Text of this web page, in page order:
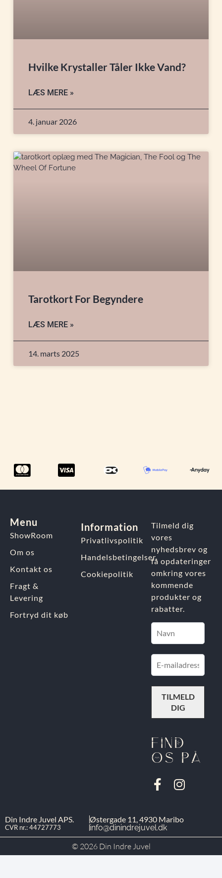
Hvilke Krystaller Tåler Ikke Vand?
LÆS MERE »
4. januar 2026
Tarotkort For Begyndere
LÆS MERE »
14. marts 2025
Menu
ShowRoom
Om os
Kontakt os
Fragt &
Levering
Fortryd dit køb
Information
Privatlivspolitik
Handelsbetingelser
Cookiepolitik
Tilmeld dig
vores
nyhedsbrev og
få opdateringer
omkring vores
kommende
produkter og
rabatter.
FIND
OS PÅ
Din Indre Juvel APS. Østergade 11, 4930 Maribo
CVR nr.: 44727773 info@dinindrejuvel.dk
© 2026 Din Indre Juvel